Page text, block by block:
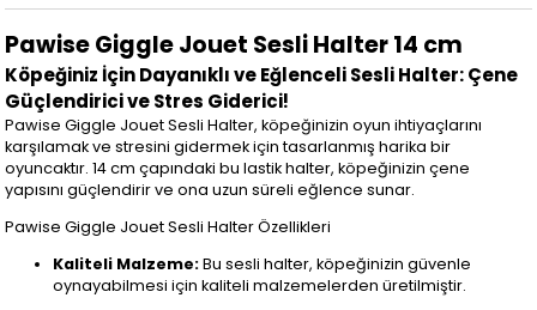
Pawise Giggle Jouet Sesli Halter 14 cm
Köpeğiniz İçin Dayanıklı ve Eğlenceli Sesli Halter: Çene
Güçlendirici ve Stres Giderici!
Pawise Giggle Jouet Sesli Halter, köpeğinizin oyun ihtiyaçlarını
karşılamak ve stresini gidermek için tasarlanmış harika bir
oyuncaktır. 14 cm çapındaki bu lastik halter, köpeğinizin çene
yapısını güçlendirir ve ona uzun süreli eğlence sunar.
Pawise Giggle Jouet Sesli Halter Özellikleri
Kaliteli Malzeme:Bu sesli halter, köpeğinizin güvenle
oynayabilmesi için kaliteli malzemelerden üretilmiştir.